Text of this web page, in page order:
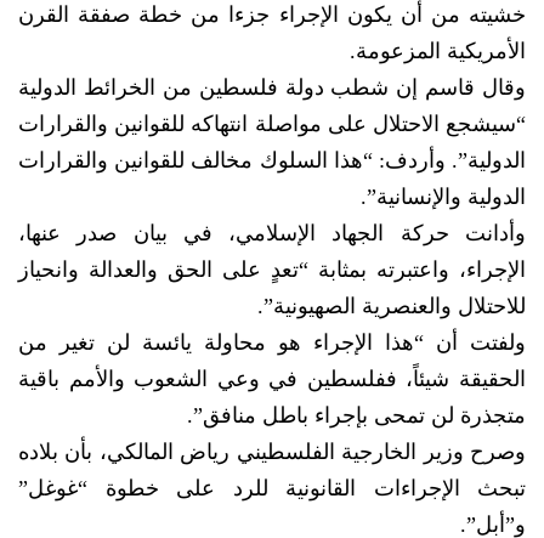
خشيته من أن يكون الإجراء جزءا من خطة صفقة القرن
الأمريكية المزعومة.
وقال قاسم إن شطب دولة فلسطين من الخرائط الدولية
“سيشجع الاحتلال على مواصلة انتهاكه للقوانين والقرارات
الدولية”. وأردف: “هذا السلوك مخالف للقوانين والقرارات
الدولية والإنسانية”.
وأدانت حركة الجهاد الإسلامي، في بيان صدر عنها،
الإجراء، واعتبرته بمثابة “تعدٍ على الحق والعدالة وانحياز
للاحتلال والعنصرية الصهيونية”.
ولفتت أن “هذا الإجراء هو محاولة يائسة لن تغير من
الحقيقة شيئاً، ففلسطين في وعي الشعوب والأمم باقية
متجذرة لن تمحى بإجراء باطل منافق”.
وصرح وزير الخارجية الفلسطيني رياض المالكي، بأن بلاده
تبحث الإجراءات القانونية للرد على خطوة “غوغل”
و”أبل”.